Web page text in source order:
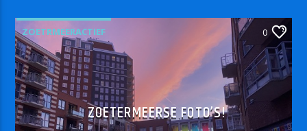
ZOETRMEERACTIEF 0
ZOETERMEERSE FOTO’S!